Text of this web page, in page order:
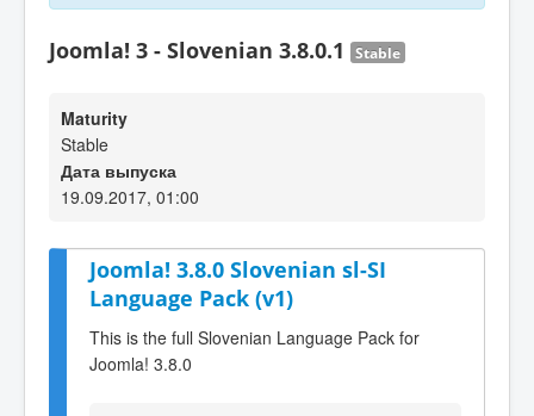
Joomla! 3 - Slovenian 3.8.0.1 Stable
Maturity
Stable
Дата выпуска
19.09.2017, 01:00
Joomla! 3.8.0 Slovenian sl-SI
Language Pack (v1)
This is the full Slovenian Language Pack for
Joomla! 3.8.0